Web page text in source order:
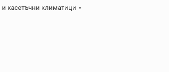
и касетъчни климатици